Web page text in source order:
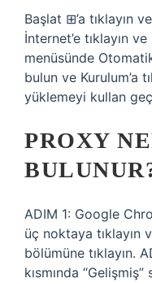
Başlat ⊞’a tıklayın
İnternet’e tıklayın
menüsünde
bulun ve Kurulum’a
yüklemeyi kullan
PROXY
ADIM 1: Google
üç noktaya tıklayın
bölümüne tıklayın.
kısmında